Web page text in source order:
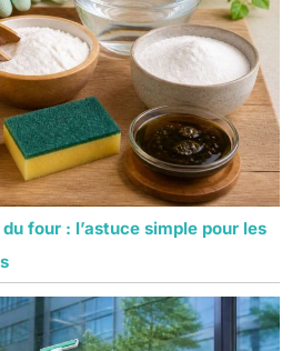
four : l’astuce simple pour les